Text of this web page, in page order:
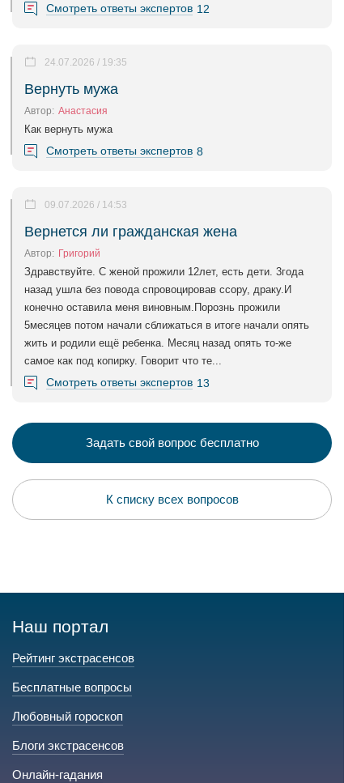
Смотреть ответы экспертов 12
Вернуть мужа
24.07.2026 / 19:35
Автор: Анастасия
Как вернуть мужа
Смотреть ответы экспертов 8
Вернется ли гражданская жена
09.07.2026 / 14:53
Автор: Григорий
Здравствуйте. С женой прожили 12лет, есть дети. 3года
назад ушла без повода спровоцировав ссору, драку.И
конечно оставила меня виновным.Порознь прожили
5месяцев потом начали сближаться в итоге начали опять
жить и родили ещё ребенка. Месяц назад опять то-же
самое как под копирку. Говорит что те...
Смотреть ответы экспертов 13
Задать свой вопрос бесплатно
К списку всех вопросов
Наш портал
Рейтинг экстрасенсов
Бесплатные вопросы
Любовный гороскоп
Блоги экстрасенсов
Онлайн-гадания